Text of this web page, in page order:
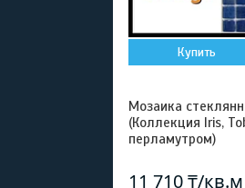
Купить
Мозаика
(Коллекция Iris,
перламутром)
11 710 ₸/кв.м